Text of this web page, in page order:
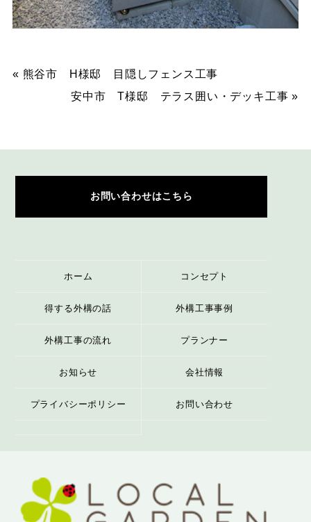
« 熊谷市 H様邸 目隠しフェンス工事
安中市 T様邸 テラス囲い・デッキ工事 »
お問い合わせはこちら
ホーム コンセプト
得する外構の話 外構工事事例
外構工事の流れ プランナー
お知らせ 会社情報
プライバシーポリシー お問い合わせ